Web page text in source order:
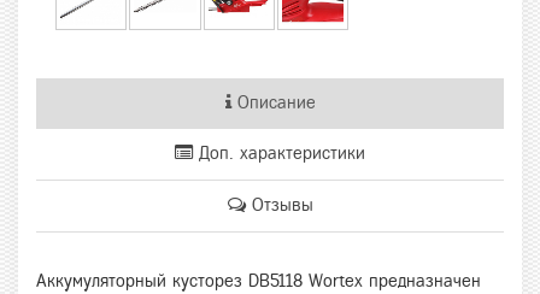
Описание
Доп. характеристики
Отзывы
Аккумуляторный кусторез DB5118 Wortex предназначен